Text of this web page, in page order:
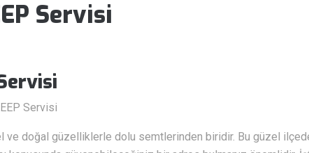
Servisi
Servisi
ve doğal güzelliklerle dolu semtlerinden biridir. Bu güzel